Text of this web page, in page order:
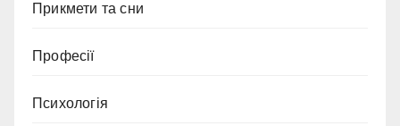
Прикмети та сни
Професії
Психологія